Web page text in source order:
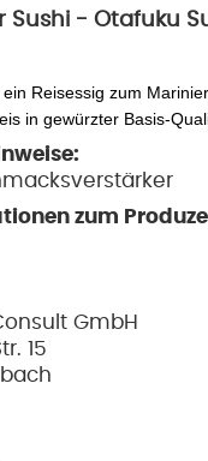
Sushi - Otafuku
Reisessig zum
in gewürzter Basis-
zum
GmbH
15